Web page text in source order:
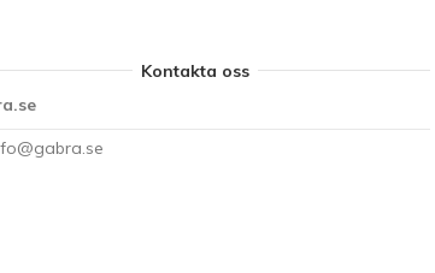
Kontakta oss